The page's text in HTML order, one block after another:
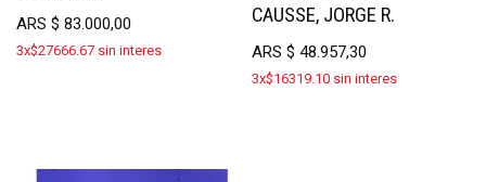
ARS $ 83.000,00
3x$27666.67 sin interes
CAUSSE, JORGE R.
ARS$ 48.957,30
3x$16319.10 sin interes